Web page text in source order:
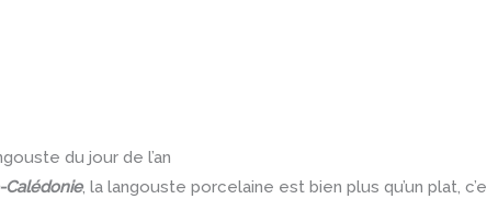
du jour de l’an
, la langouste porcelaine est bien plus qu’un plat,